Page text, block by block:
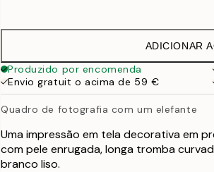
ADICIONAR
Produzido por encomenda
Envio gratuit o acima de 59 €
Quadro de fotografia com um elefante
Uma impressão em tela decorativa em
com pele enrugada, longa tromba
branco liso.